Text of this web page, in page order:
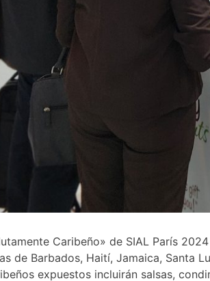
Caribeño» de SIAL París
de Barbados, Haití, Jamaica, Santa
expuestos incluirán salsas,